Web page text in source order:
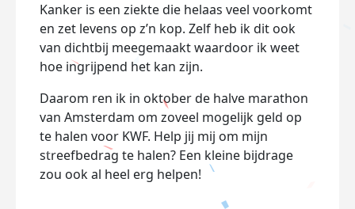
Kanker is een ziekte die helaas veel voorkomt
en zet levens op z’n kop. Zelf heb ik dit ook
van dichtbij meegemaakt waardoor ik weet
hoe ingrijpend het kan zijn.
Daarom ren ik in oktober de halve marathon
van Amsterdam om zoveel mogelijk geld op
te halen voor KWF. Help jij mij om mijn
streefbedrag te halen? Een kleine bijdrage
zou ook al heel erg helpen!